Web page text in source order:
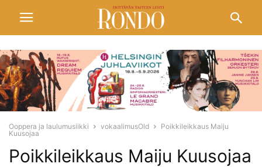
Ooppera ja laulumusiikki vokaalimusOld
Poikkileikkaus Maiju
Kuusojaa
Poikkileikkaus Maiju Kuusojaa